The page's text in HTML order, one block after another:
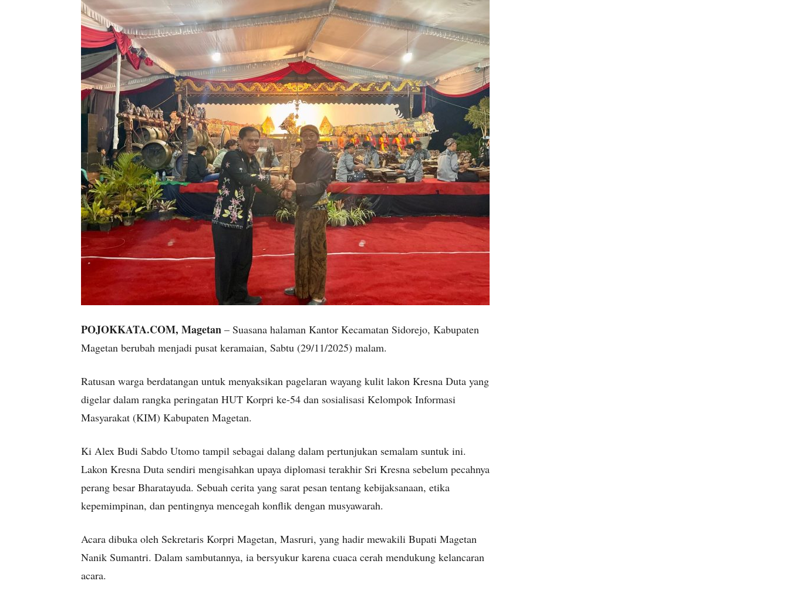
POJOKKATA.COM, Magetan – Suasana halaman Kantor Kecamatan Sidorejo, Kabupaten
Magetan berubah menjadi pusat keramaian, Sabtu (29/11/2025) malam.
Ratusan warga berdatangan untuk menyaksikan pagelaran wayang kulit lakon Kresna Duta yang
digelar dalam rangka peringatan HUT Korpri ke-54 dan sosialisasi Kelompok Informasi
Masyarakat (KIM) Kabupaten Magetan.
Ki Alex Budi Sabdo Utomo tampil sebagai dalang dalam pertunjukan semalam suntuk ini.
Lakon Kresna Duta sendiri mengisahkan upaya diplomasi terakhir Sri Kresna sebelum pecahnya
perang besar Bharatayuda. Sebuah cerita yang sarat pesan tentang kebijaksanaan, etika
kepemimpinan, dan pentingnya mencegah konflik dengan musyawarah.
Acara dibuka oleh Sekretaris Korpri Magetan, Masruri, yang hadir mewakili Bupati Magetan
Nanik Sumantri. Dalam sambutannya, ia bersyukur karena cuaca cerah mendukung kelancaran
acara.